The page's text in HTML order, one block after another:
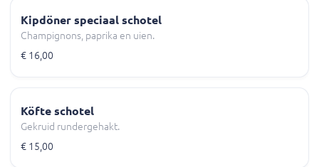
Kipdöner speciaal schotel
Champignons, paprika en uien.
€ 16,00
Köfte schotel
Gekruid rundergehakt.
€ 15,00